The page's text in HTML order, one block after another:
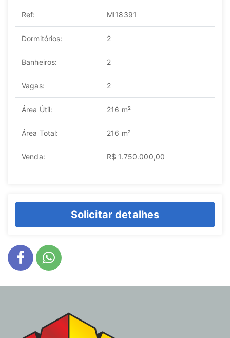
Ref: MI18391
Dormitórios: 2
Banheiros: 2
Vagas: 2
Área Útil: 216 m²
Área Total: 216 m²
Venda: R$ 1.750.000,00
Solicitar detalhes